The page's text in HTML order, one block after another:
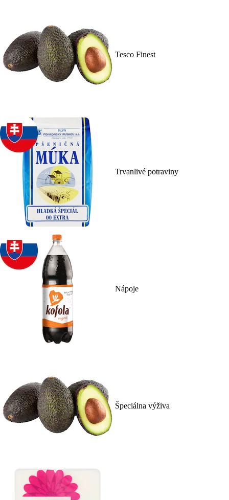
Tesco Finest
Trvanlivé potraviny
Nápoje
Špeciálna výživa